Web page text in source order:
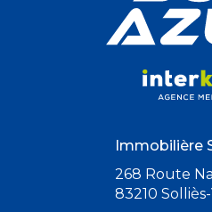
Immobilière
268 Route
83210